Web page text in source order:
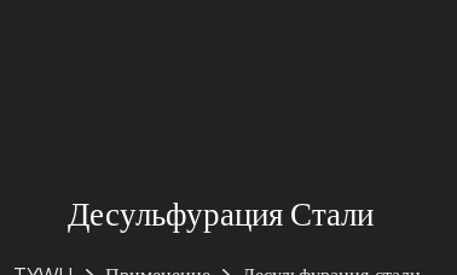
Десульфурация Стали